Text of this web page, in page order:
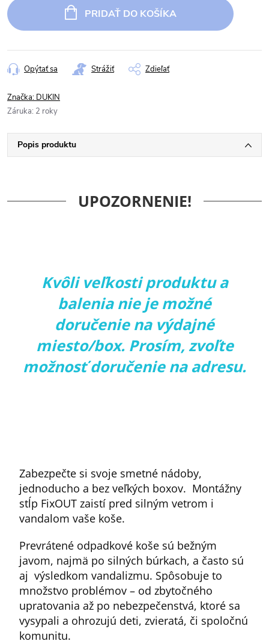
cena:
PRIDAŤ DO KOŠÍKA
Opýtať sa Strážiť Zdieľať
Značka: DUKIN
Záruka: 2 roky
Popis produktu
UPOZORNENIE!
Kvôli veľkosti produktu a
balenia nie je možné
doručenie na výdajné
miesto/box. Prosím, zvoľte
možnosť doručenie na adresu.
Zabezpečte si svoje smetné nádoby,
jednoducho a bez veľkých boxov. Montážny
stĺp FixOUT zaistí pred silným vetrom i
vandalom vaše koše.
Prevrátené odpadkové koše sú bežným
javom, najmä po silných búrkach, a často sú
aj výsledkom vandalizmu. Spôsobuje to
množstvo problémov – od zbytočného
upratovania až po nebezpečenstvá, ktoré sa
vysypali a ohrozujú deti, zvieratá, či spoločnú
komunitu.